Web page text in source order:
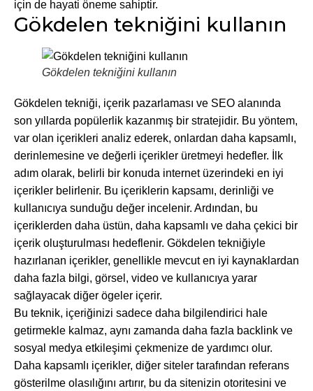
için de hayati öneme sahiptir.
Gökdelen tekniğini kullanın
Gökdelen tekniğini kullanın
Gökdelen tekniği, içerik pazarlaması ve SEO alanında
son yıllarda popülerlik kazanmış bir stratejidir. Bu yöntem,
var olan içerikleri analiz ederek, onlardan daha kapsamlı,
derinlemesine ve değerli içerikler üretmeyi hedefler. İlk
adım olarak, belirli bir konuda internet üzerindeki en iyi
içerikler belirlenir. Bu içeriklerin kapsamı, derinliği ve
kullanıcıya sunduğu değer incelenir. Ardından, bu
içeriklerden daha üstün, daha kapsamlı ve daha çekici bir
içerik oluşturulması hedeflenir. Gökdelen tekniğiyle
hazırlanan içerikler, genellikle mevcut en iyi kaynaklardan
daha fazla bilgi, görsel, video ve kullanıcıya yarar
sağlayacak diğer ögeler içerir.
Bu teknik, içeriğinizi sadece daha bilgilendirici hale
getirmekle kalmaz, aynı zamanda daha fazla backlink ve
sosyal medya etkileşimi çekmenize de yardımcı olur.
Daha kapsamlı içerikler, diğer siteler tarafından referans
gösterilme olasılığını artırır, bu da sitenizin otoritesini ve